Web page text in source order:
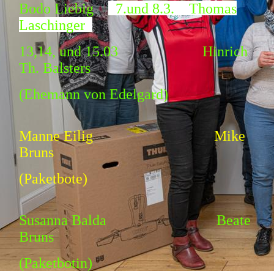
Bodo Liebig 7.und 8.3. Thomas
Laschinger
13,14, und 15.03 Hinrich
Th. Balsters
(Ehemann von Edelgard)
Manne Eilig Mike
Bruns
(Paketbote)
Susanna Balda Beate
Bruns
(Paketbotin)